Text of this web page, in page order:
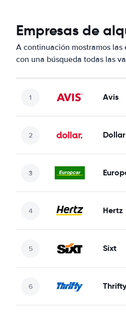
Empresas de
A continuación mostramos
con una búsqueda todas las
Avis
Hertz
Sixt
Thrifty